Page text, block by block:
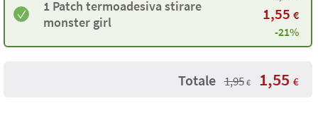
1 Patch termoadesiva stirare
monster girl
1,55 €
-21%
Totale 1,95 € 1,55 €